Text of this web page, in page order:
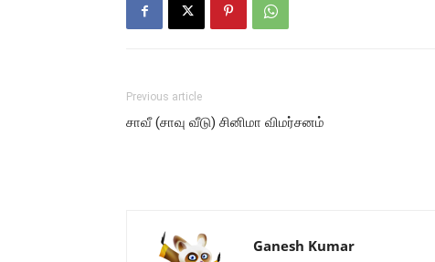
Previous article
சாவீ (சாவு வீடு) சினிமா விமர்சனம்
Ganesh Kumar